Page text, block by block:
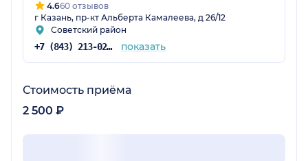
4.660 отзывов
г Казань, пр-кт Альберта Камалеева, д 26/12
Советский район
+7 (843) 213-02-71 показать
Стоимость приёма
2 500 ₽